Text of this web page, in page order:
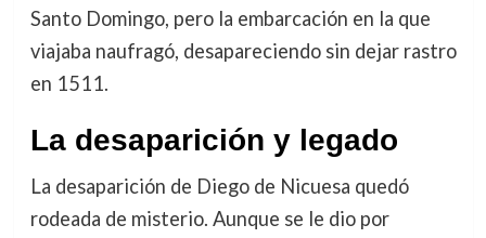
Santo Domingo, pero la embarcación en la que
viajaba naufragó, desapareciendo sin dejar rastro
en 1511.
La desaparición y legado
La desaparición de Diego de Nicuesa quedó
rodeada de misterio. Aunque se le dio por